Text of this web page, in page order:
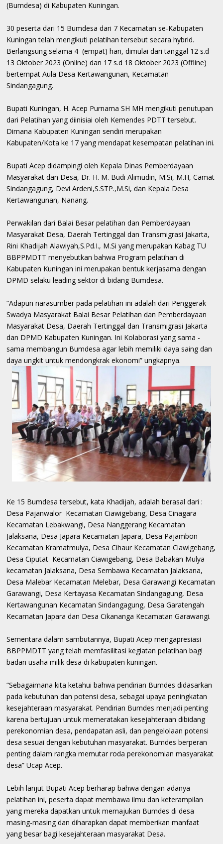
(Bumdesa) di Kabupaten Kuningan.
30 peserta dari 15 Bumdesa dari 7 Kecamatan se-Kabupaten
Kuningan telah mengikuti pelatihan tersebut secara hybrid.
Berlangsung selama 4 (empat) hari, dimulai dari tanggal 12 s.d
13 Oktober 2023 (Online) dan 17 s.d 18 Oktober 2023 (Offline)
bertempat Aula Desa Kertawangunan, Kecamatan
Sindangagung.
Bupati Kuningan, H. Acep Purnama SH MH mengikuti penutupan
dari Pelatihan yang diinisiai oleh Kemendes PDTT tersebut.
Dimana Kabupaten Kuningan sendiri merupakan
Kabupaten/Kota ke 17 yang mendapat kesempatan pelatihan ini.
Bupati Acep didampingi oleh Kepala Dinas Pemberdayaan
Masyarakat dan Desa, Dr. H. M. Budi Alimudin, M.Si, M.H, Camat
Sindangagung, Devi Ardeni,S.STP.,M.Si, dan Kepala Desa
Kertawangunan, Nanang.
Perwakilan dari Balai Besar pelatihan dan Pemberdayaan
Masyarakat Desa, Daerah Tertinggal dan Transmigrasi Jakarta,
Rini Khadijah Alawiyah,S.Pd.I., M.Si yang merupakan Kabag TU
BBPPMDTT menyebutkan bahwa Program pelatihan di
Kabupaten Kuningan ini merupakan bentuk kerjasama dengan
DPMD selaku leading sektor di bidang Bumdesa.
“Adapun narasumber pada pelatihan ini adalah dari Penggerak
Swadya Masyarakat Balai Besar Pelatihan dan Pemberdayaan
Masyarakat Desa, Daerah Tertinggal dan Transmigrasi Jakarta
dan DPMD Kabupaten Kuningan. Ini Kolaborasi yang sama -
sama membangun Bumdesa agar lebih memiliki daya saing dan
daya ungkit untuk mendongkrak ekonomi” ungkapnya.
Ke 15 Bumdesa tersebut, kata Khadijah, adalah berasal dari :
Desa Pajanwalor Kecamatan Ciawigebang, Desa Cinagara
Kecamatan Lebakwangi, Desa Nanggerang Kecamatan
Jalaksana, Desa Japara Kecamatan Japara, Desa Pajambon
Kecamatan Kramatmulya, Desa Cihaur Kecamatan Ciawigebang,
Desa Ciputat Kecamatan Ciawigebang, Desa Babakan Mulya
kecamatan Jalaksana, Desa Sembawa Kecamatan Jalaksana,
Desa Malebar Kecamatan Melebar, Desa Garawangi Kecamatan
Garawangi, Desa Kertayasa Kecamatan Sindangagung, Desa
Kertawangunan Kecamatan Sindangagung, Desa Garatengah
Kecamatan Japara dan Desa Cikananga Kecamatan Garawangi.
Sementara dalam sambutannya, Bupati Acep mengapresiasi
BBPPMDTT yang telah memfasilitasi kegiatan pelatihan bagi
badan usaha milik desa di kabupaten kuningan.
“Sebagaimana kita ketahui bahwa pendirian Bumdes didasarkan
pada kebutuhan dan potensi desa, sebagai upaya peningkatan
kesejahteraan masyarakat. Pendirian Bumdes menjadi penting
karena bertujuan untuk memeratakan kesejahteraan dibidang
perekonomian desa, pendapatan asli, dan pengelolaan potensi
desa sesuai dengan kebutuhan masyarakat. Bumdes berperan
penting dalam rangka memutar roda perekonomian masyarakat
desa” Ucap Acep.
Lebih lanjut Bupati Acep berharap bahwa dengan adanya
pelatihan ini, peserta dapat membawa ilmu dan keterampilan
yang mereka dapatkan untuk memajukan Bumdes di desa
masing-masing dan diharapkan dapat memberikan manfaat
yang besar bagi kesejahteraan masyarakat Desa.